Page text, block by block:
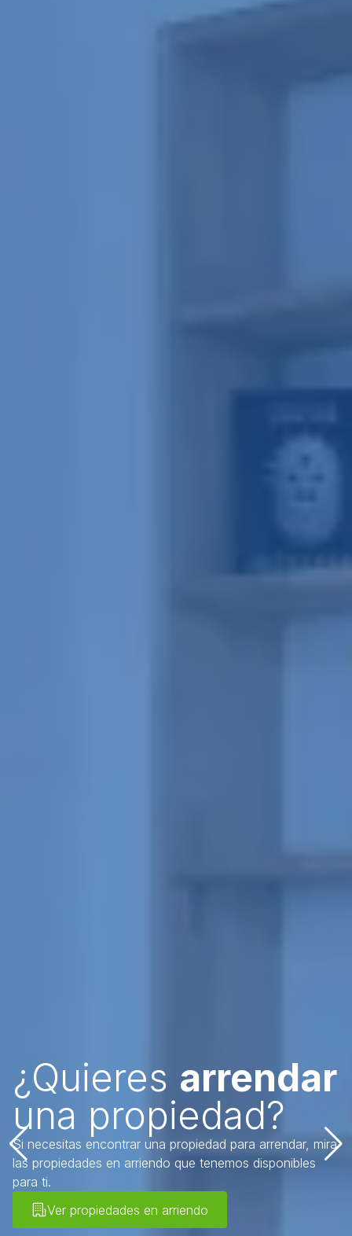
mira
¿Quieres
tu propiedad?
Si quieres vender tu propiedad, escríbenos,
encargamos de todo el proceso de venta de
propiedad, desde la tasación hasta la firma de
escritura de compraventa.
Quiero vender mi propiedad